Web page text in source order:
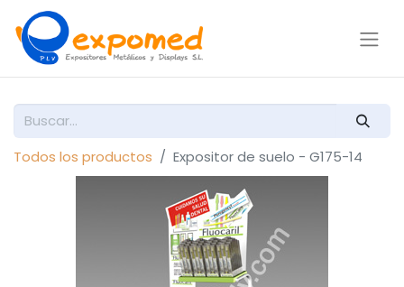
Todos los productos Expositor de suelo - G175-14